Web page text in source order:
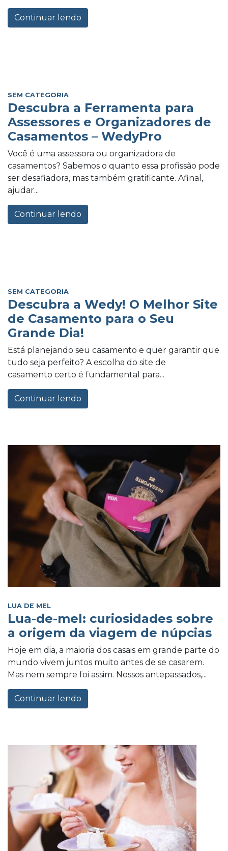
Continuar lendo
SEM CATEGORIA
Descubra a Ferramenta para
Assessores e Organizadores de
Casamentos – WedyPro
Você é uma assessora ou organizadora de
casamentos? Sabemos o quanto essa profissão pode
ser desafiadora, mas também gratificante. Afinal,
ajudar...
Continuar lendo
SEM CATEGORIA
Descubra a Wedy! O Melhor Site
de Casamento para o Seu
Grande Dia!
Está planejando seu casamento e quer garantir que
tudo seja perfeito? A escolha do site de
casamento certo é fundamental para...
Continuar lendo
LUA DE MEL
Lua-de-mel: curiosidades sobre
a origem da viagem de núpcias
Hoje em dia, a maioria dos casais em grande parte do
mundo vivem juntos muito antes de se casarem.
Mas nem sempre foi assim. Nossos antepassados,...
Continuar lendo